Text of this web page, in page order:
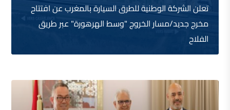
تعلن الشركة الوطنية للطرق السيارة بالمغرب عن افتتاح
مخرج جديد/مسار الخروج "وسط الهرهورة" عبر طريق
الفلاح